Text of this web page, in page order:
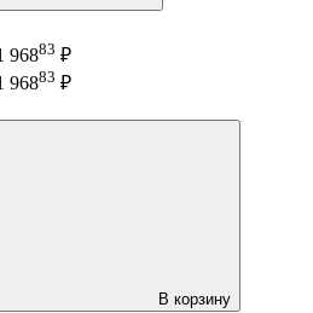
96883 ₽
96883 ₽
В корзину